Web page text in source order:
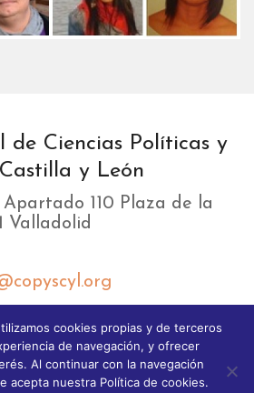
de Ciencias Políticas y
y León
110 Plaza de la
Valladolid
cookies propias y de terceros
de navegación, y ofrecer
Al continuar con la navegación
acepta nuestra Política de cookies.